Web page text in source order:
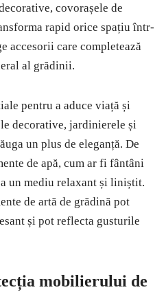
covorașele de
rapid orice spațiu într-
accesorii care completează
al grădinii.
pentru a aduce viață și
decorative, jardinierele și
un plus de eleganță. De
de apă, cum ar fi fântâni
un mediu relaxant și liniștit.
de artă de grădină pot
și pot reflecta gusturile
mobilierului de